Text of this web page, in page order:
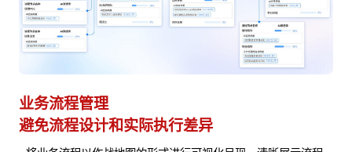
业务流程管理
避免流程设计和实际执行差异